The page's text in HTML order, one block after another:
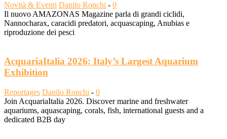
Novità & Eventi Danilo Ronchi - 0
Il nuovo AMAZONAS Magazine parla di grandi ciclidi,
Nannocharax, caracidi predatori, acquascaping, Anubias e
riproduzione dei pesci
AcquariaItalia 2026: Italy’s Largest Aquarium
Exhibition
Reportages Danilo Ronchi - 0
Join AcquariaItalia 2026. Discover marine and freshwater
aquariums, aquascaping, corals, fish, international guests and a
dedicated B2B day